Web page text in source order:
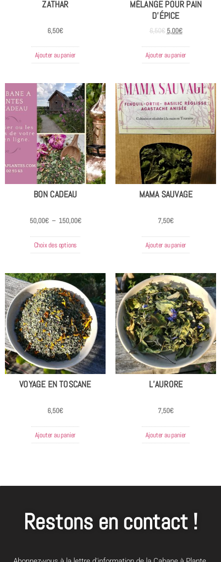
ZATHAR
6,50€
Ajouter au panier
MÉLANGE POUR PAIN
D’ÉPICE
6,50€ 5,00€
Ajouter au panier
BON CADEAU
50,00€ – 150,00€
Choix des options
MAMA SAUVAGE
7,50€
Ajouter au panier
VOYAGE EN TOSCANE
6,50€
Ajouter au panier
L’AURORE
7,50€
Ajouter au panier
Restons en contact !